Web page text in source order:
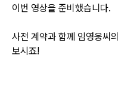
이번 영상을 준비했습니다.
사전 계약과 함께 임영웅씨
보시죠!